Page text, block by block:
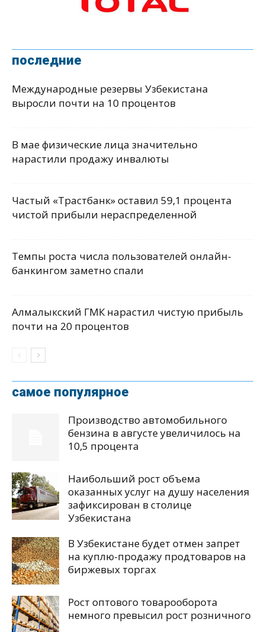
последние
Международные резервы Узбекистана
выросли почти на 10 процентов
В мае физические лица значительно
нарастили продажу инвалюты
Частый «Трастбанк» оставил 59,1 процента
чистой прибыли нераспределенной
Темпы роста числа пользователей онлайн-
банкингом заметно спали
Алмалыкский ГМК нарастил чистую прибыль
почти на 20 процентов
самое популярное
Производство автомобильного
бензина в августе увеличилось на
10,5 процента
Наибольший рост объема
оказанных услуг на душу населения
зафиксирован в столице
Узбекистана
В Узбекистане будет отмен запрет
на куплю-продажу продтоваров на
биржевых торгах
Рост оптового товарооборота
немного превысил рост розничного